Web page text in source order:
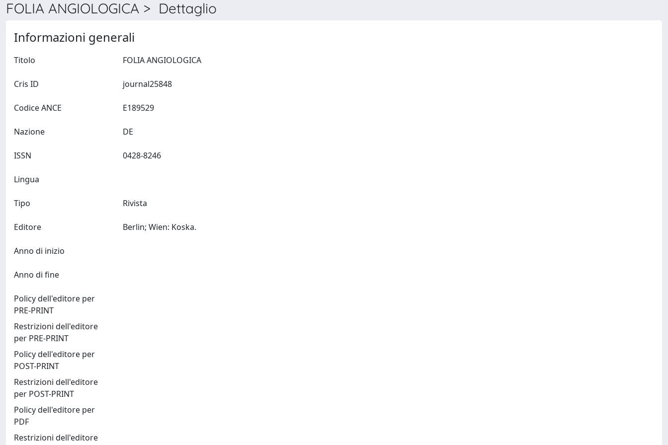
FOLIA ANGIOLOGICA > Dettaglio
Informazioni generali
Titolo
Cris ID
Codice ANCE
Nazione
ISSN
Lingua
Tipo Rivista
Editore
Anno di inizio
Anno di fine
Policy dell'editore per
PRE-PRINT
Restrizioni dell'editore
per PRE-PRINT
Policy dell'editore per
POST-PRINT
Restrizioni dell'editore
per POST-PRINT
Policy dell'editore per
PDF
Restrizioni dell'editore